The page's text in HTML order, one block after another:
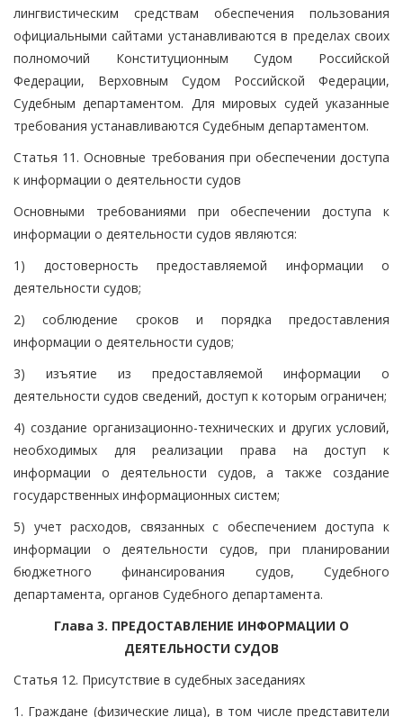
лингвистическим средствам обеспечения пользования
официальными сайтами устанавливаются в пределах своих
полномочий Конституционным Судом Российской
Федерации, Верховным Судом Российской Федерации,
Судебным департаментом. Для мировых судей указанные
требования устанавливаются Судебным департаментом.
Статья 11. Основные требования при обеспечении доступа
к информации о деятельности судов
Основными требованиями при обеспечении доступа к
информации о деятельности судов являются:
1) достоверность предоставляемой информации о
деятельности судов;
2) соблюдение сроков и порядка предоставления
информации о деятельности судов;
3) изъятие из предоставляемой информации о
деятельности судов сведений, доступ к которым ограничен;
4) создание организационно-технических и других условий,
необходимых для реализации права на доступ к
информации о деятельности судов, а также создание
государственных информационных систем;
5) учет расходов, связанных с обеспечением доступа к
информации о деятельности судов, при планировании
бюджетного финансирования судов, Судебного
департамента, органов Судебного департамента.
Глава 3. ПРЕДОСТАВЛЕНИЕ ИНФОРМАЦИИ О
ДЕЯТЕЛЬНОСТИ СУДОВ
Статья 12. Присутствие в судебных заседаниях
1. Граждане (физические лица), в том числе представители